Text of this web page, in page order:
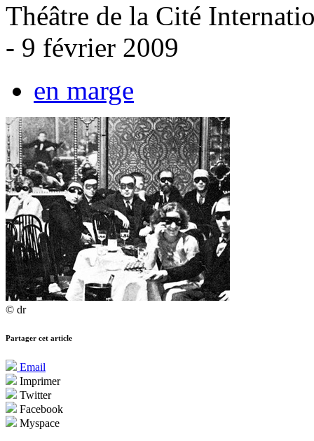
Théâtre de la Cité
- 9 février 2009
en marge
© dr
Partager cet article
Email
Imprimer
Twitter
Facebook
Myspace